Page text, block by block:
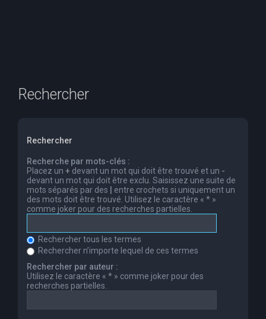
Rechercher
Rechercher
Recherche par mots-clés :
Placez un + devant un mot qui doit être trouvé et un -
devant un mot qui doit être exclu. Saisissez une suite de
mots séparés par des
entre crochets si uniquement un
des mots doit être trouvé. Utilisez le caractère « * »
comme joker pour des recherches partielles.
Rechercher tous les termes
Rechercher n’importe lequel de ces termes
Rechercher par auteur :
Utilisez le caractère « * » comme joker pour des
recherches partielles.